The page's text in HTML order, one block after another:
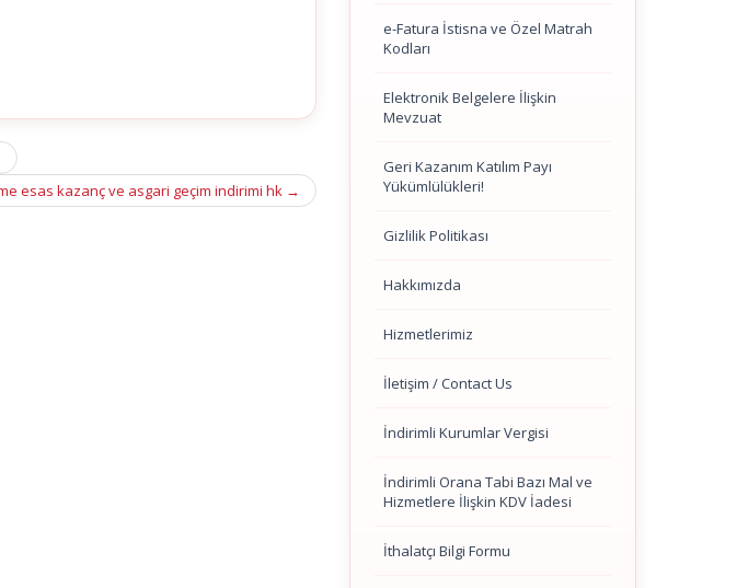
esas kazanç ve asgari geçim indirimi hk →
e-Fatura İstisna ve Özel Matrah
Kodları
Elektronik Belgelere İlişkin
Mevzuat
Geri Kazanım Katılım Payı
Yükümlülükleri!
Gizlilik Politikası
Hakkımızda
Hizmetlerimiz
İletişim / Contact Us
İndirimli Kurumlar Vergisi
İndirimli Orana Tabi Bazı Mal ve
Hizmetlere İlişkin KDV İadesi
İthalatçı Bilgi Formu